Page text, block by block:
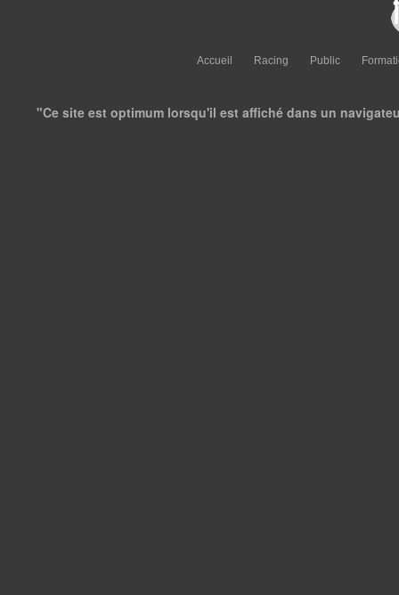
Accueil Racing Public
"Ce site est optimum lorsqu'il est affiché dans un